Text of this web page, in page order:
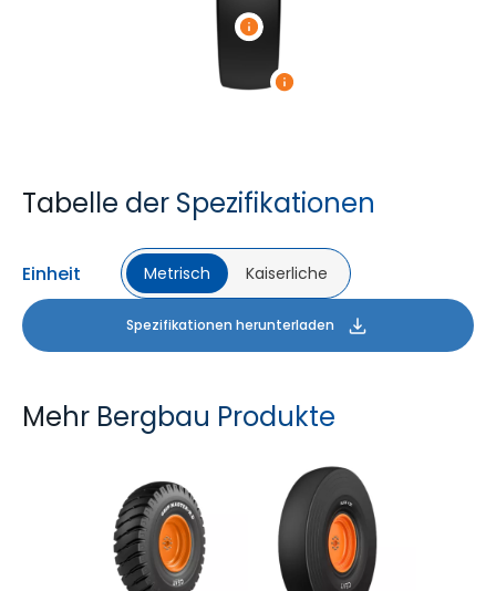
Tabelle der Spezifikationen
Einheit Metrisch Kaiserliche
Spezifikationen herunterladen
Mehr Bergbau Produkte